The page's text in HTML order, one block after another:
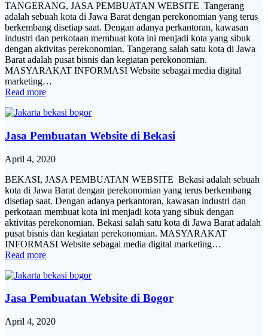
TANGERANG, JASA PEMBUATAN WEBSITE Tangerang
adalah sebuah kota di Jawa Barat dengan perekonomian yang terus
berkembang disetiap saat. Dengan adanya perkantoran, kawasan
industri dan perkotaan membuat kota ini menjadi kota yang sibuk
dengan aktivitas perekonomian. Tangerang salah satu kota di Jawa
Barat adalah pusat bisnis dan kegiatan perekonomian.
MASYARAKAT INFORMASI Website sebagai media digital
marketing…
Read more
Jasa Pembuatan Website di Bekasi
April 4, 2020
BEKASI, JASA PEMBUATAN WEBSITE Bekasi adalah sebuah
kota di Jawa Barat dengan perekonomian yang terus berkembang
disetiap saat. Dengan adanya perkantoran, kawasan industri dan
perkotaan membuat kota ini menjadi kota yang sibuk dengan
aktivitas perekonomian. Bekasi salah satu kota di Jawa Barat adalah
pusat bisnis dan kegiatan perekonomian. MASYARAKAT
INFORMASI Website sebagai media digital marketing…
Read more
Jasa Pembuatan Website di Bogor
April 4, 2020